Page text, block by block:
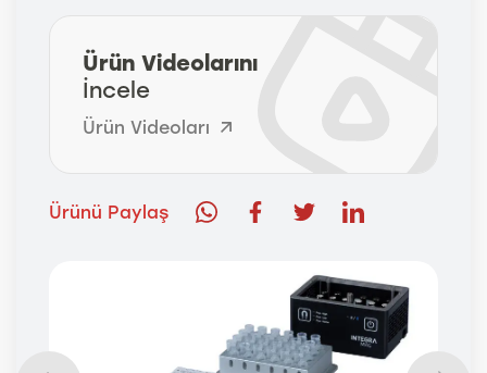
Ürün Videolarını
İncele
Ürün Videoları
Ürünü Paylaş